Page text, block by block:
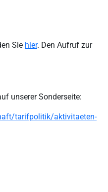
Sie hier. Den Aufruf zur
unserer Sonderseite:
tarifpolitik/aktivitaeten-